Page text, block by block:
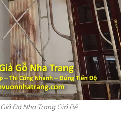
Đá Nha Trang Giá Rẻ